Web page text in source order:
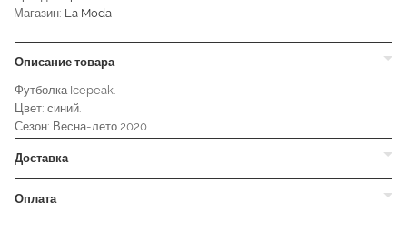
Магазин: La Moda
Описание товара
Футболка Icepeak.
Цвет: синий.
Сезон: Весна-лето 2020.
Доставка
Оплата